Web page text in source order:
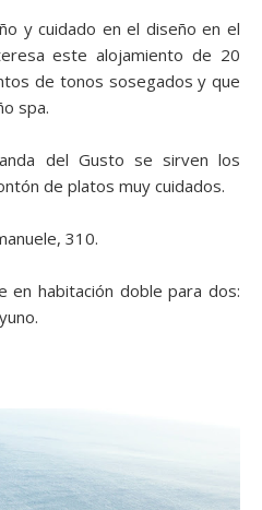
y cuidado en el diseño en el
este alojamiento de 20
de tonos sosegados y que
spa.
del Gusto se sirven los
de platos muy cuidados.
310.
en habitación doble para dos: